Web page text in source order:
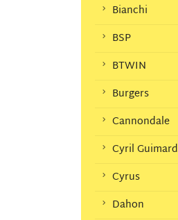
Bianchi
BSP
BTWIN
Burgers
Cannondale
Cyril Guimard
Cyrus
Dahon